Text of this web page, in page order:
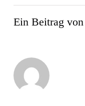
Ein Beitrag